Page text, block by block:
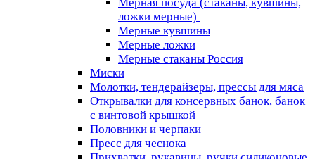
ложки мерные)
Мерные кувшины
Мерные ложки
Мерные стаканы Россия
Миски
Молотки, тендерайзеры, прессы для мяса
Открывалки для консервных банок, банок
с винтовой крышкой
Половники и черпаки
Пресс для чеснока